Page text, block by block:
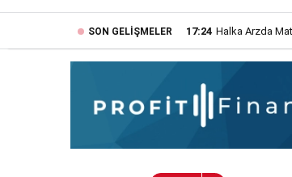
SON GELIŞMELER 17:24 Halka Arzda